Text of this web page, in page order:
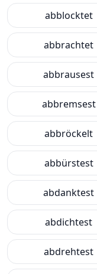
abblocktet
abbrachtet
abbrausest
abbremsest
abbröckelt
abbürstest
abdanktest
abdichtest
abdrehtest